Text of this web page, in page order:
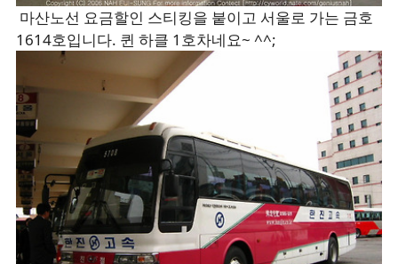
마산노선 요금할인 스티킹을 붙이고 서울로 가는 금호
1614호입니다. 퀸 하클 1호차네요~ ^^;